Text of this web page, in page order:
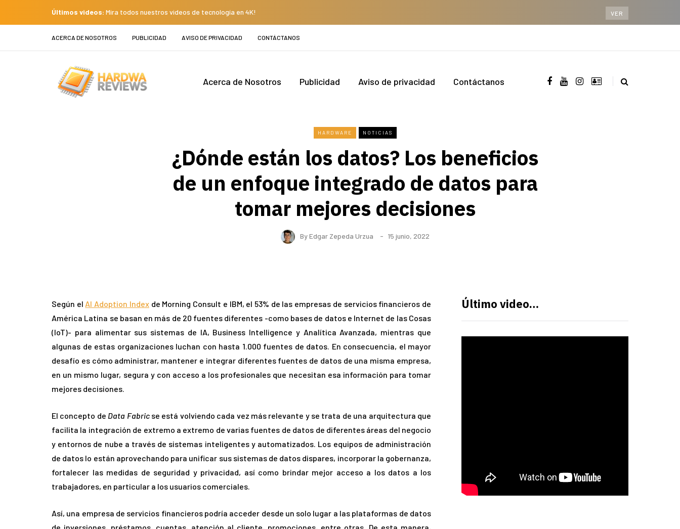
Últimos videos: Mira todos nuestros videos de tecnología en 4K! VER
ACERCA DE NOSOTROS PUBLICIDAD AVISO DE PRIVACIDAD CONTÁCTANOS
Acerca de Nosotros Publicidad Aviso de privacidad Contáctanos
HARDWARE NOTICIAS
¿Dónde están los datos? Los beneficios
de un enfoque integrado de datos para
tomar mejores decisiones
ByEdgar Zepeda Urzua 15 junio, 2022
Según el AI Adoption Indexde Morning Consult e IBM, el 53% de las empresas de servicios financieros de
América Latina se basan en más de 20 fuentes diferentes -como bases de datos e Internet de las Cosas
(IoT)- para alimentar sus sistemas de IA, Business Intelligence y Analítica Avanzada, mientras que
algunas de estas organizaciones luchan con hasta 1.000 fuentes de datos. En consecuencia, el mayor
desafío es cómo administrar, mantener e integrar diferentes fuentes de datos de una misma empresa,
en un mismo lugar, segura y con acceso a los profesionales que necesitan esa información para tomar
mejores decisiones.
El concepto de Data Fabricse está volviendo cada vez más relevante y se trata de una arquitectura que
facilita la integración de extremo a extremo de varias fuentes de datos de diferentes áreas del negocio
y entornos de nube a través de sistemas inteligentes y automatizados. Los equipos de administración
de datos lo están aprovechando para unificar sus sistemas de datos dispares, incorporar la gobernanza,
fortalecer las medidas de seguridad y privacidad, así como brindar mejor acceso a los datos a los
trabajadores, en particular a los usuarios comerciales.
Así, una empresa de servicios financieros podría acceder desde un solo lugar a las plataformas de datos
Último video…